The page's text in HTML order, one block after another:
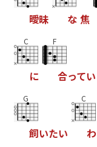
曖昧 な 焦
C
に
F
合ってい
G
飼いたい
C
わ